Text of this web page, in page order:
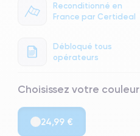
Reconditionné en
France par Certideal
Débloqué tous
opérateurs
Choisissez votre couleur
24,99 €